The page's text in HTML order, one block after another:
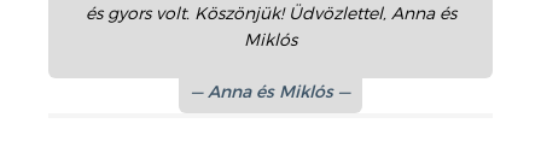
és gyors volt. Köszönjük! Üdvözlettel, Anna és
Miklós
Anna és Miklós